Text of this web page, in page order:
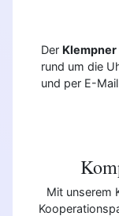
Der
rund um die
und per E-
Mit unserem